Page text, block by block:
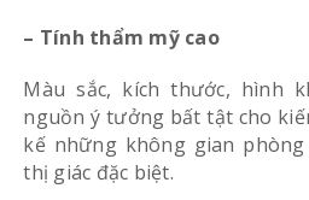
– Tính thẩm mỹ cao
Màu sắc, kích thước, hình
nguồn ý tưởng bất tật cho
kế những không gian
thị giác đặc biệt.